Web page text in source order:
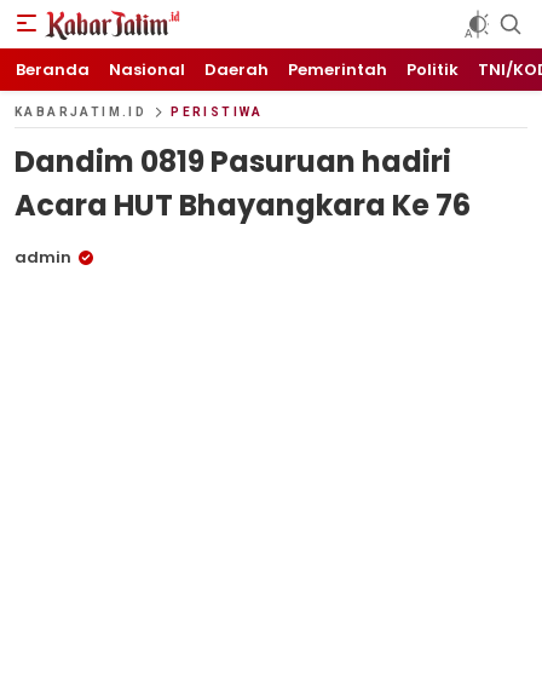
KABARJATIM.id
Kabar Jawa timuran
Beranda Nasional Daerah Pemerintah Politik TNI/
KABARJATIM.ID PERISTIWA
Dandim 0819 Pasuruan hadiri
Acara HUT Bhayangkara Ke 76
admin